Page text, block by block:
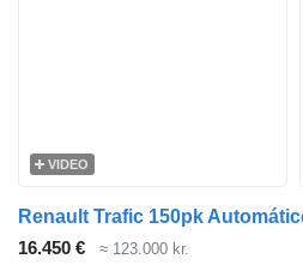
VIDEO
16.450 € ≈ 123.000 kr.